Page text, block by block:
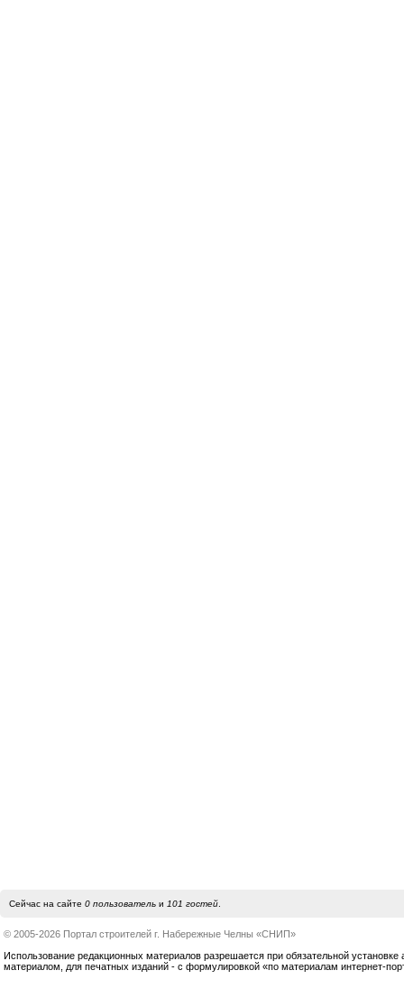
Сейчас на сайте 0 пользовательи 101 гостей.
© 2005-2026 Портал строителей г. Набережные Челны «СНИП»
Использование редакционных материалов разрешается при обязательной установке
материалом, для печатных изданий - с формулировкой «по материалам интернет-